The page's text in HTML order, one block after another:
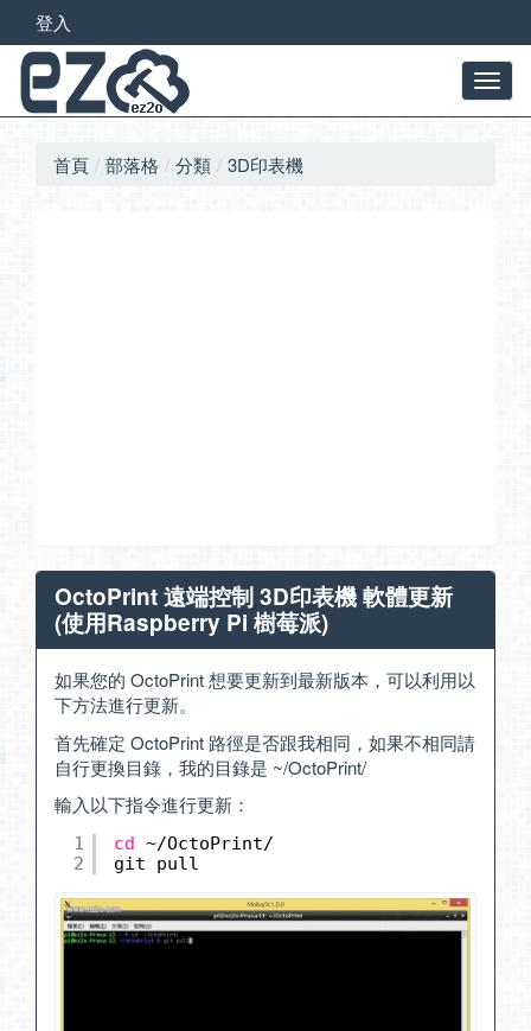
登入
首頁 部落格 分類 3D印表機
OctoPrint 遠端控制 3D印表機 軟體更新
(使用Raspberry Pi 樹莓派)
如果您的 OctoPrint 想要更新到最新版本，可以利用以
下方法進行更新。
首先確定 OctoPrint 路徑是否跟我相同，如果不相同請
自行更換目錄，我的目錄是 ~/OctoPrint/
輸入以下指令進行更新：
1
2
cd ~/OctoPrint/
git pull